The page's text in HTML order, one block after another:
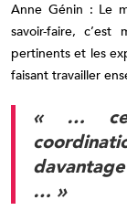
Anne Génin : Le
savoir-faire, c’est
pertinents et les
faisant travailler
« …
… »